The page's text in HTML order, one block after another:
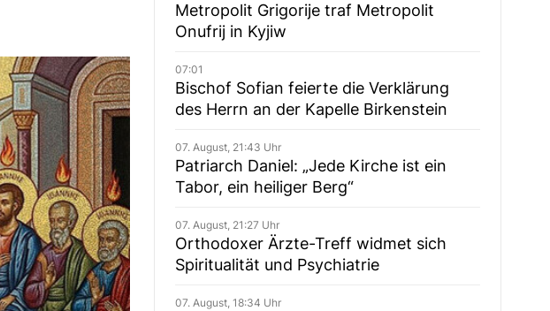
Metropolit Grigorije traf Metropolit
Onufrij in Kyjiw
07:01
Bischof Sofian feierte die Verklärung
des Herrn an der Kapelle Birkenstein
07. August, 21:43 Uhr
Patriarch Daniel: „Jede Kirche ist ein
Tabor, ein heiliger Berg“
07. August, 21:27 Uhr
Orthodoxer Ärzte-Treff widmet sich
Spiritualität und Psychiatrie
07. August, 18:34 Uhr